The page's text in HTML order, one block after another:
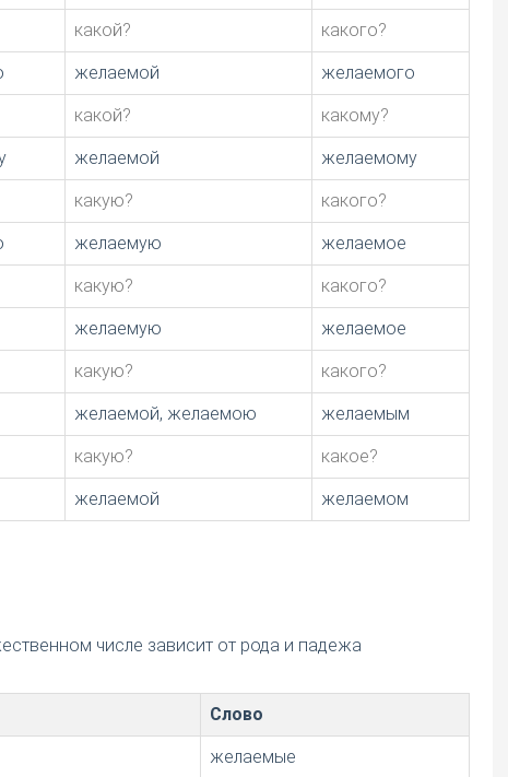
какой? какого?
желаемой желаемого
какой? какому?
желаемой желаемому
какую? какого?
желаемую желаемое
какую? какого?
желаемую желаемое
какую? какого?
желаемой, желаемою желаемым
какую? какое?
желаемой желаемом
числе зависит от рода и падежа
Слово
желаемые